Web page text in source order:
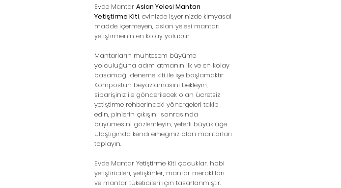
Evde Mantar Aslan Yelesi Mantarı
Yetiştirme Kiti; evinizde işyerinizde kimyasal
madde içermeyen, aslan yelesi mantarı
yetiştirmenin en kolay yoludur.
Mantarların muhteşem büyüme
yolculuğuna adım atmanın ilk ve en kolay
basamağı deneme kiti ile işe başlamaktır.
Kompostun beyazlamasını bekleyin,
siparişiniz ile gönderilecek olan ücretsiz
yetiştirme rehberindeki yönergeleri takip
edin, pinlerin çıkışını, sonrasında
büyümesini gözlemleyin, yeterli büyüklüğe
ulaştığında kendi emeğiniz olan mantarları
toplayın.
Evde Mantar Yetiştirme Kiti çocuklar, hobi
yetiştiricileri, yetişkinler, mantar meraklıları
ve mantar tüketicileri için tasarlanmıştır.